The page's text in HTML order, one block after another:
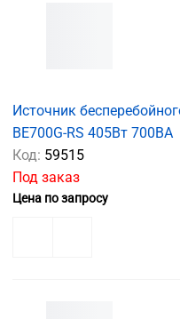
Источник
BE700G-RS 405Вт 700ВА
Код: 59515
Под заказ
Цена по запросу